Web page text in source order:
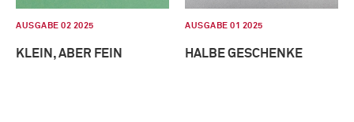
AUSGABE 02 2025
KLEIN, ABER FEIN
AUSGABE 01 2025
HALBE GESCHENKE